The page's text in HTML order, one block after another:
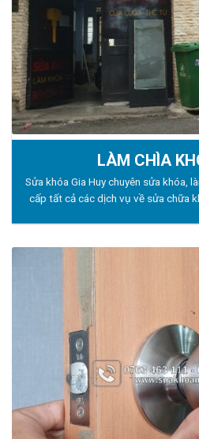
LÀM CHÌA
Sửa khóa Gia Huy chuyên sửa khóa,
cấp tất cả các dịch vụ về sửa chữa